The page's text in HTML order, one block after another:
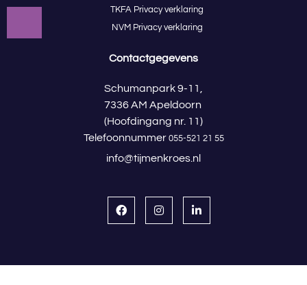
TKFA Privacy verklaring
NVM Privacy verklaring
Contactgegevens
Schumanpark 9-11,
7336 AM Apeldoorn
(Hoofdingang nr. 11)
Telefoonnummer 055-521 21 55
info@tijmenkroes.nl